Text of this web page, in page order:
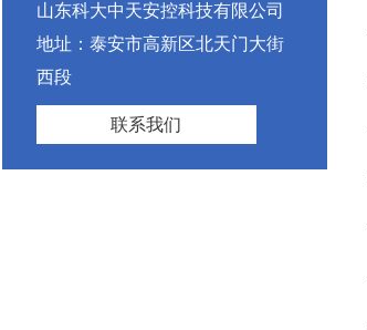
山东科大中天安控科技有限公司
地址：泰安市高新区北天门大街
西段
联系我们